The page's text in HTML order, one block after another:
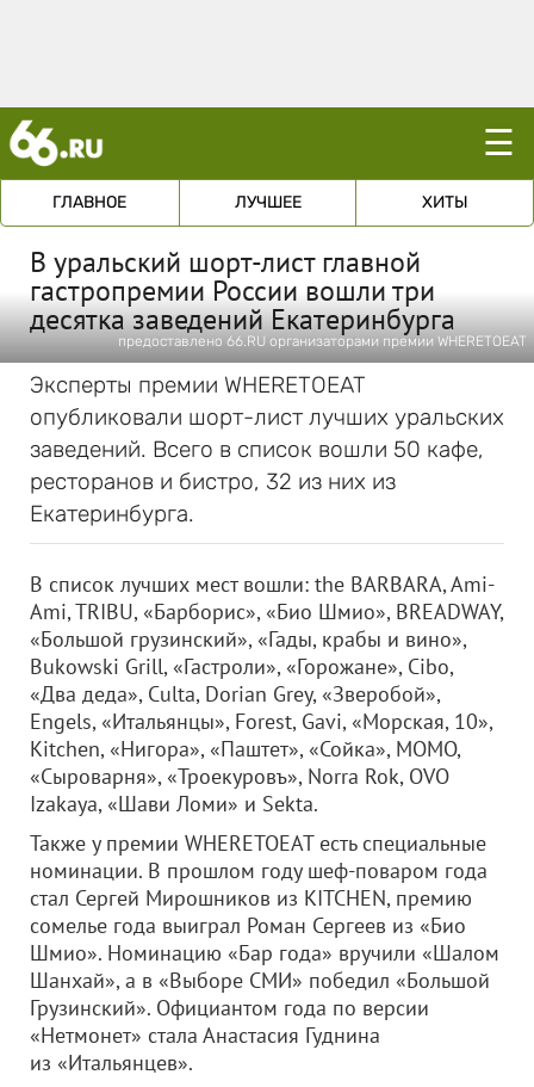
☰
ГЛАВНОЕ ЛУЧШЕЕ ХИТЫ
В уральский шорт-лист главной
гастропремии России вошли три
десятка заведений Екатеринбурга
предоставлено 66.RU организаторами премии WHERETOEAT
Эксперты премии WHERETOEAT
опубликовали шорт-лист лучших уральских
заведений. Всего в список вошли 50 кафе,
ресторанов и бистро, 32 из них из
Екатеринбурга.
В список лучших мест вошли: the BARBARA, Ami-
Ami, TRIBU, «Барборис», «Био Шмио», BREADWAY,
«Большой грузинский», «Гады, крабы и вино»,
Bukowski Grill, «Гастроли», «Горожане», Cibo,
«Два деда», Culta, Dorian Grey, «Зверобой»,
Engels, «Итальянцы», Forest, Gavi, «Морская, 10»,
Kitchen, «Нигора», «Паштет», «Сойка», MOMO,
«Сыроварня», «Троекуровъ», Norra Rok, OVO
Izakaya, «Шави Ломи» и Sekta.
Также у премии WHERETOEAT есть специальные
номинации. В прошлом году шеф-поваром года
стал Сергей Мирошников из KITCHEN, премию
сомелье года выиграл Роман Сергеев из «Био
Шмио». Номинацию «Бар года» вручили «Шалом
Шанхай», а в «Выборе СМИ» победил «Большой
Грузинский». Официантом года по версии
«Нетмонет» стала Анастасия Гуднина
из «Итальянцев».